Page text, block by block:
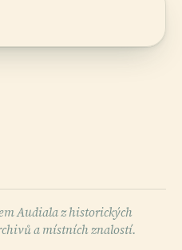
Audiala z historických
a místních znalostí.